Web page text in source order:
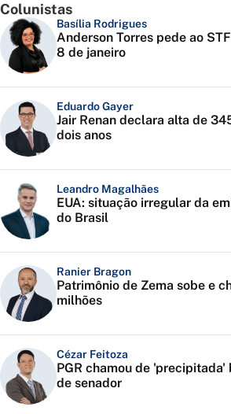
Colunistas
Basília Rodrigues
Anderson Torres pede ao
8 de janeiro
Eduardo Gayer
Jair Renan declara alta de
dois anos
Leandro Magalhães
EUA: situação irregular da
do Brasil
Ranier Bragon
Patrimônio de Zema sobe e
milhões
Cézar Feitoza
PGR chamou de
de senador